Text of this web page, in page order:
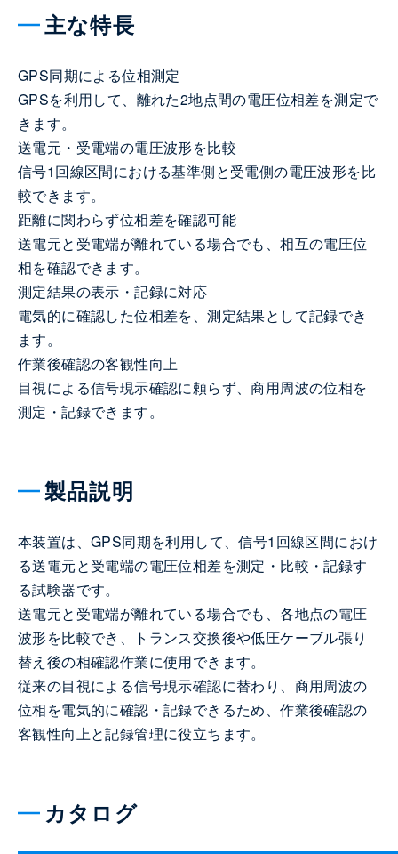
主な特長
GPS同期による位相測定
GPSを利用して、離れた2地点間の電圧位相差を測定で
きます。
送電元・受電端の電圧波形を比較
信号1回線区間における基準側と受電側の電圧波形を比
較できます。
距離に関わらず位相差を確認可能
送電元と受電端が離れている場合でも、相互の電圧位
相を確認できます。
測定結果の表示・記録に対応
電気的に確認した位相差を、測定結果として記録でき
ます。
作業後確認の客観性向上
目視による信号現示確認に頼らず、商用周波の位相を
測定・記録できます。
製品説明
本装置は、GPS同期を利用して、信号1回線区間におけ
る送電元と受電端の電圧位相差を測定・比較・記録す
る試験器です。
送電元と受電端が離れている場合でも、各地点の電圧
波形を比較でき、トランス交換後や低圧ケーブル張り
替え後の相確認作業に使用できます。
従来の目視による信号現示確認に替わり、商用周波の
位相を電気的に確認・記録できるため、作業後確認の
客観性向上と記録管理に役立ちます。
カタログ